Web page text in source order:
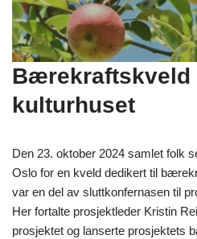
Bærekraftskveld
kulturhuset
Den 23. oktober 2024 samlet folk
Oslo for en kveld dedikert til
var en del av sluttkonfernasen til
Her fortalte prosjektleder Kristin
prosjektet og lanserte prosjektets